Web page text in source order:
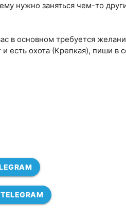
нужно заняться чем-то
в основном требуется
есть охота (Крепкая), пиши в